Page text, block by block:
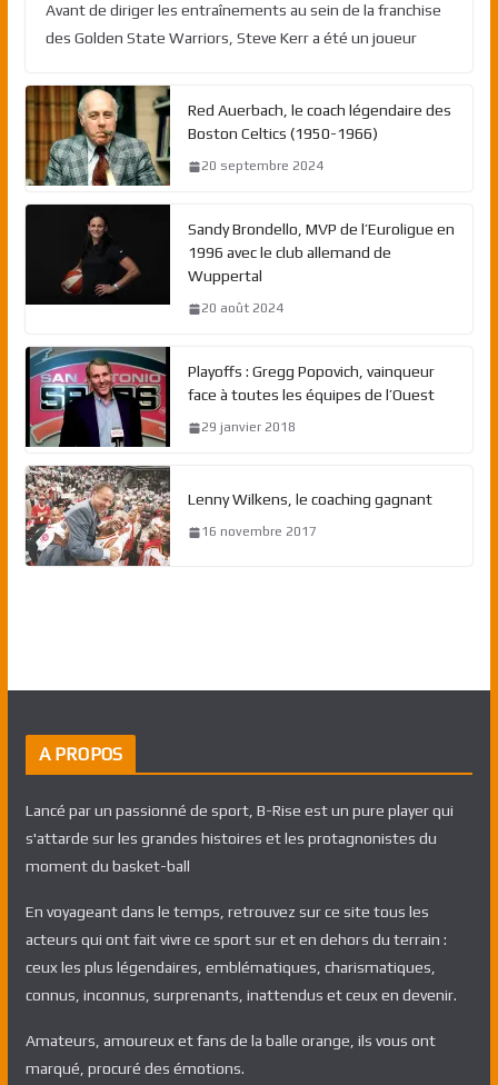
Avant de diriger les entraînements au sein de la franchise
des Golden State Warriors, Steve Kerr a été un joueur
Red Auerbach, le coach légendaire des
Boston Celtics (1950-1966)
20 septembre 2024
Sandy Brondello, MVP de l’Euroligue en
1996 avec le club allemand de
Wuppertal
20 août 2024
Playoffs : Gregg Popovich, vainqueur
face à toutes les équipes de l’Ouest
29 janvier 2018
Lenny Wilkens, le coaching gagnant
16 novembre 2017
A PROPOS
Lancé par un passionné de sport, B-Rise est un pure player qui
s'attarde sur les grandes histoires et les protagnonistes du
moment du basket-ball
En voyageant dans le temps, retrouvez sur ce site tous les
acteurs qui ont fait vivre ce sport sur et en dehors du terrain :
ceux les plus légendaires, emblématiques, charismatiques,
connus, inconnus, surprenants, inattendus et ceux en devenir.
Amateurs, amoureux et fans de la balle orange, ils vous ont
marqué, procuré des émotions.